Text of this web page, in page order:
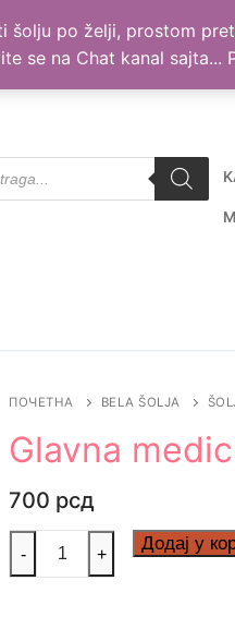
po želji, prostom
se na Chat kanal sajta...
A PRISTUPACAN POKLON
ПОЧЕТНА BELA ŠOLJA
Glavna
700 рсд
Glavna
medicinska
- + Додај у